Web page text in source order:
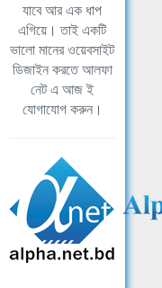
যাবে আর এক ধাপ
এগিয়ে। তাই একটি
ভালো মানের ওয়েবসাইট
ডিজাইন করতে আলফা
নেট এ আজ ই
যোগাযোগ করুন।